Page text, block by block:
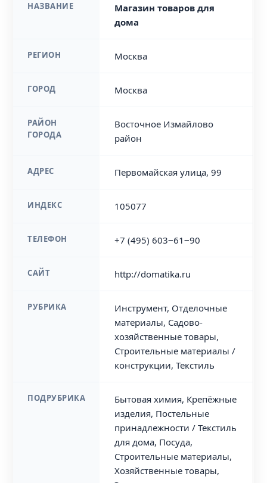
НАЗВАНИЕ
Магазин товаров для
дома
РЕГИОН Москва
ГОРОД Москва
РАЙОН
ГОРОДА
Восточное Измайлово
район
АДРЕС Первомайская улица, 99
ИНДЕКС 105077
ТЕЛЕФОН +7 (495) 603‒61‒90
САЙТ http://domatika.ru
РУБРИКА
Инструмент, Отделочные
материалы, Садово-
хозяйственные товары,
Строительные материалы /
конструкции, Текстиль
ПОДРУБРИКА
Бытовая химия, Крепёжные
изделия, Постельные
принадлежности / Текстиль
для дома, Посуда,
Строительные материалы,
Хозяйственные товары,